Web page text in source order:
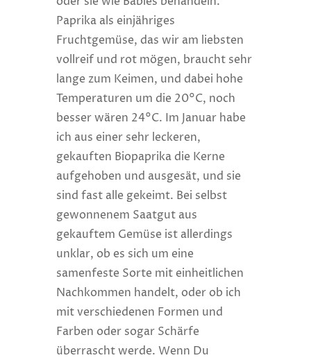
Paprika als einjähriges
Fruchtgemüse, das wir am liebsten
vollreif und rot mögen, braucht sehr
lange zum Keimen, und dabei hohe
Temperaturen um die 20°C, noch
besser wären 24°C. Im Januar habe
ich aus einer sehr leckeren,
gekauften Biopaprika die Kerne
aufgehoben und ausgesät, und sie
sind fast alle gekeimt. Bei selbst
gewonnenem Saatgut aus
gekauftem Gemüse ist allerdings
unklar, ob es sich um eine
samenfeste Sorte mit einheitlichen
Nachkommen handelt, oder ob ich
mit verschiedenen Formen und
Farben oder sogar Schärfe
überrascht werde. Wenn Du